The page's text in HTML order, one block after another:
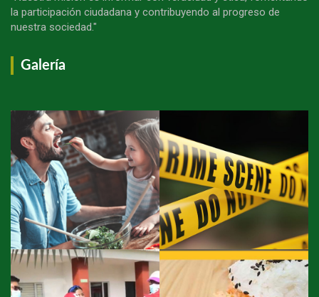
la participación ciudadana y contribuyendo al progreso de
nuestra sociedad."
Galería